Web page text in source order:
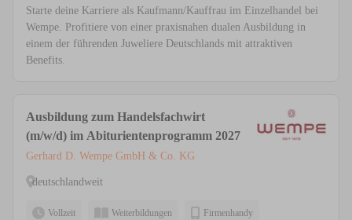
Starte deine Karriere als Kaufmann/Kauffrau im Einzelhandel bei
Wempe. Profitiere von einer praxisnahen dualen Ausbildung in
einem der führenden Juweliere Deutschlands mit attraktiven
Benefits.
Ausbildung zum Handelsfachwirt
(m/w/d) im Abiturientenprogramm 2027
Gerhard D. Wempe GmbH & Co. KG
deutschlandweit
Vollzeit Weiterbildungen Firmenhandy